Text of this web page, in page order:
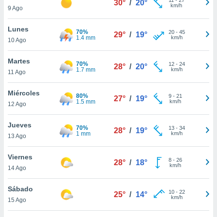
más
nuestra
y
de
disponible
cookies
aceptar
9 Ago
30° / 20°
km/h
Lunes
10 Ago
70%
1.4 mm
29° / 19° 20- 45
km/h
Martes
11 Ago
70%
1.7 mm
28° / 20° 12- 24
km/h
Miércoles
12 Ago
80%
1.5 mm
27° / 19° 9- 21
km/h
Jueves
13 Ago
70%
1 mm
28° / 19° 13- 34
km/h
Viernes
14 Ago
28° / 18° 8- 26
km/h
Sábado
15 Ago
25° / 14° 10- 22
km/h